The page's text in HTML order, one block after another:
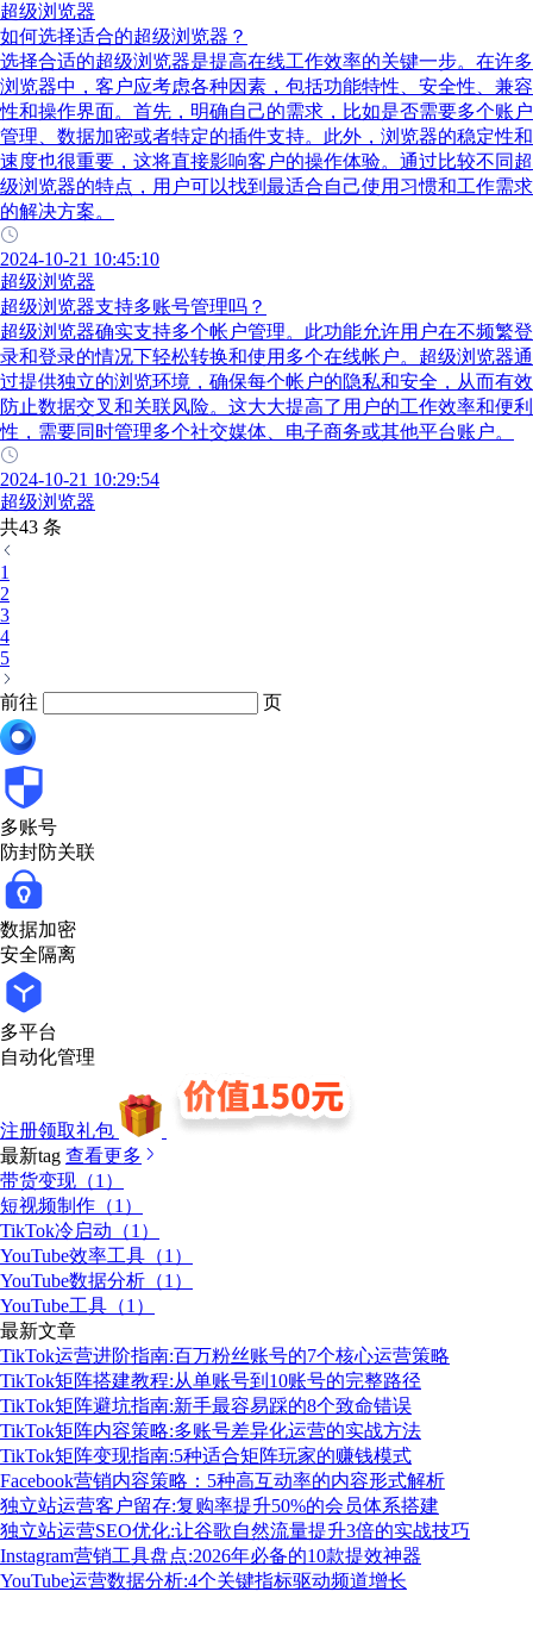
超级浏览器
如何选择适合的超级浏览器？
选择合适的超级浏览器是提高在线工作效率的关键一步。在许多
浏览器中，客户应考虑各种因素，包括功能特性、安全性、兼容
性和操作界面。首先，明确自己的需求，比如是否需要多个账户
管理、数据加密或者特定的插件支持。此外，浏览器的稳定性和
速度也很重要，这将直接影响客户的操作体验。通过比较不同超
级浏览器的特点，用户可以找到最适合自己使用习惯和工作需求
的解决方案。
2024-10-21 10:45:10
超级浏览器
超级浏览器支持多账号管理吗？
超级浏览器确实支持多个帐户管理。此功能允许用户在不频繁登
录和登录的情况下轻松转换和使用多个在线帐户。超级浏览器通
过提供独立的浏览环境，确保每个帐户的隐私和安全，从而有效
防止数据交叉和关联风险。这大大提高了用户的工作效率和便利
性，需要同时管理多个社交媒体、电子商务或其他平台账户。
2024-10-21 10:29:54
超级浏览器
共43 条
1
2
3
4
5
前往 页
多账号
防封防关联
数据加密
安全隔离
多平台
自动化管理
注册领取礼包
最新tag 查看更多
带货变现（1）
短视频制作（1）
TikTok冷启动（1）
YouTube效率工具（1）
YouTube数据分析（1）
YouTube工具（1）
最新文章
TikTok运营进阶指南:百万粉丝账号的7个核心运营策略
TikTok矩阵搭建教程:从单账号到10账号的完整路径
TikTok矩阵避坑指南:新手最容易踩的8个致命错误
TikTok矩阵内容策略:多账号差异化运营的实战方法
TikTok矩阵变现指南:5种适合矩阵玩家的赚钱模式
Facebook营销内容策略：5种高互动率的内容形式解析
独立站运营客户留存:复购率提升50%的会员体系搭建
独立站运营SEO优化:让谷歌自然流量提升3倍的实战技巧
Instagram营销工具盘点:2026年必备的10款提效神器
YouTube运营数据分析:4个关键指标驱动频道增长